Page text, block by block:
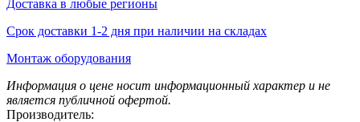
Доставка в любые регионы
Срок доставки 1-2 дня при наличии на складах
Монтаж оборудования
Информация о цене носит информационный характер и не
является публичной офертой.
Производитель: